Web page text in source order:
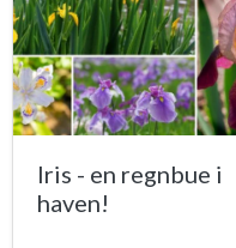
Iris - en regnbue i
haven!